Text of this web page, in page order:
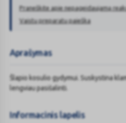
Praneškite apie nepageidaujamą
Vaistų preparatų paieška
Aprašymas
Šlapio kosulio gydymui. Suskystina
lengviau pasišalinti.
Informacinis lapelis